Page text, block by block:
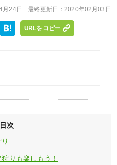
月24日 最終更新日： 2020年02月03日
URLをコピー
目次
りも楽しもう！